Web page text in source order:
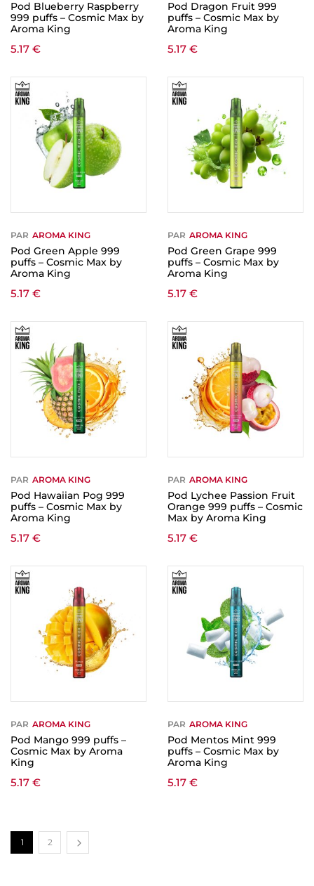
Pod Blueberry Raspberry
999 puffs – Cosmic Max by
Aroma King
5.17 €
Pod Dragon Fruit 999
puffs – Cosmic Max by
Aroma King
5.17 €
PAR AROMA KING
Pod Green Apple 999
puffs – Cosmic Max by
Aroma King
5.17 €
PAR AROMA KING
Pod Green Grape 999
puffs – Cosmic Max by
Aroma King
5.17 €
PAR AROMA KING
Pod Hawaiian Pog 999
puffs – Cosmic Max by
Aroma King
5.17 €
PAR AROMA KING
Pod Lychee Passion Fruit
Orange 999 puffs – Cosmic
Max by Aroma King
5.17 €
PAR AROMA KING
Pod Mango 999 puffs –
Cosmic Max by Aroma
King
5.17 €
PAR AROMA KING
Pod Mentos Mint 999
puffs – Cosmic Max by
Aroma King
5.17 €
1 2